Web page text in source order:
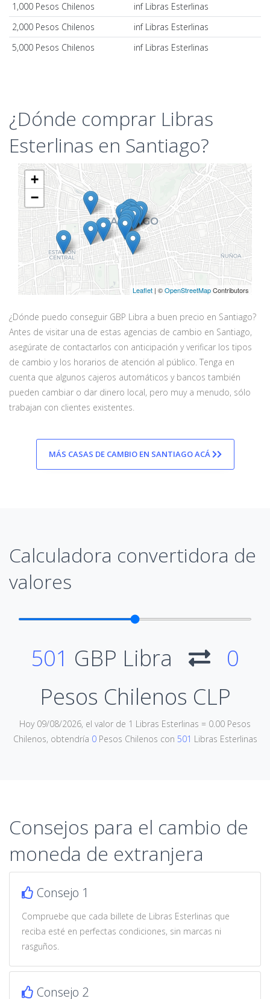
1,000 Pesos Chilenos
inf Libras Esterlinas
2,000 Pesos Chilenos
inf Libras Esterlinas
5,000 Pesos Chilenos
inf Libras Esterlinas
¿Dónde comprar Libras
Esterlinas en Santiago?
+
−
Leaflet | ©OpenStreetMapContributors
¿Dónde puedo conseguir GBP Libra a buen precio en Santiago?
Antes de visitar una de estas agencias de cambio en Santiago,
asegúrate de contactarlos con anticipación y verificar los tipos
de cambio y los horarios de atención al público. Tenga en
cuenta que algunos cajeros automáticos y bancos también
pueden cambiar o dar dinero local, pero muy a menudo, sólo
trabajan con clientes existentes.
MÁS CASAS DE CAMBIO EN SANTIAGO ACÁ
Calculadora convertidora de
valores
501 GBP Libra
0
Pesos Chilenos CLP
Hoy 09/08/2026, el valor de 1 Libras Esterlinas = 0.00 Pesos
Chilenos, obtendría 0Pesos Chilenos con 501 Libras Esterlinas
Consejos para el cambio de
moneda de extranjera
Consejo 1
Compruebe que cada billete de Libras Esterlinas que
reciba esté en perfectas condiciones, sin marcas ni
rasguños.
Consejo 2